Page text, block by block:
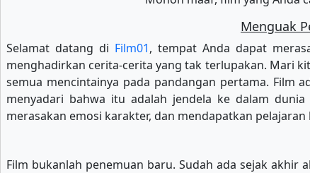
Menguak
Selamat datang di Film01, tempat Anda dapat
menghadirkan cerita-cerita yang tak terlupakan. Mari
semua mencintainya pada pandangan pertama. Film
menyadari bahwa itu adalah jendela ke dalam
merasakan emosi karakter, dan mendapatkan
Film bukanlah penemuan baru. Sudah ada sejak